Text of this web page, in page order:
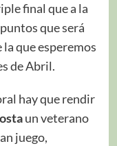
final que a la
que será
que esperemos
de Abril.
hay que rendir
un veterano
juego,